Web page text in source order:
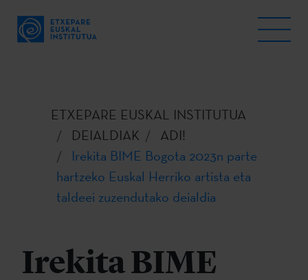
ETXEPARE EUSKAL INSTITUTUA
DEIALDIAK
ADI!
Irekita BIME Bogota 2023n parte
hartzeko Euskal Herriko artista eta
taldeei zuzendutako deialdia
Irekita BIME